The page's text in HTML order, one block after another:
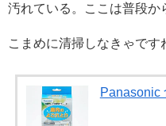
汚れている。ここは普段か
こまめに清掃しなきゃです
Panasonic